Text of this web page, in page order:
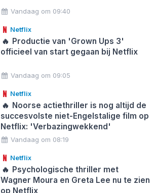
Vandaag om 09:40
Netflix
🔥 Productie van 'Grown Ups 3'
officieel van start gegaan bij Netflix
Vandaag om 09:05
Netflix
🔥 Noorse actiethriller is nog altijd de
succesvolste niet-Engelstalige film op
Netflix: 'Verbazingwekkend'
Vandaag om 08:19
Netflix
🔥 Psychologische thriller met
Wagner Moura en Greta Lee nu te zien
op Netflix